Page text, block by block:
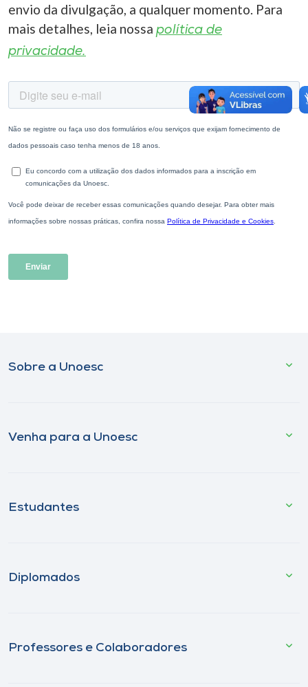
envio da divulgação, a qualquer momento. Para
mais detalhes, leia nossa política de
privacidade.
Sobre a Unoesc
Venha para a Unoesc
Estudantes
Diplomados
Professores e Colaboradores